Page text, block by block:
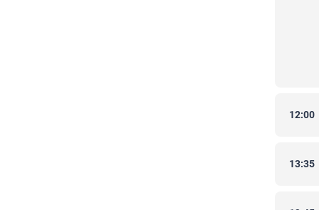
12:00
13:35